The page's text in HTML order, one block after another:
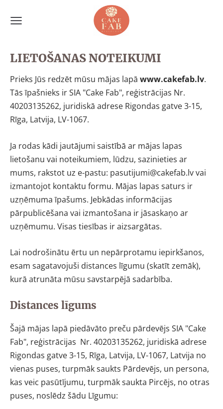
LIETOŠANAS NOTEIKUMI
Prieks Jūs redzēt mūsu mājas lapā www.cakefab.lv.
Tās īpašnieks ir SIA "Cake Fab", reģistrācijas Nr.
40203135262, juridiskā adrese Rigondas gatve 3-15,
Rīga, Latvija, LV-1067.
Ja rodas kādi jautājumi saistībā ar mājas lapas
lietošanu vai noteikumiem, lūdzu, sazinieties ar
mums, rakstot uz e-pastu: pasutijumi@cakefab.lvvai
izmantojot kontaktu formu. Mājas lapas saturs ir
uzņēmuma īpašums. Jebkādas informācijas
pārpublicēšana vai izmantošana ir jāsaskaņo ar
uzņēmumu. Visas tiesības ir aizsargātas.
Lai nodrošinātu ērtu un nepārprotamu iepirkšanos,
esam sagatavojuši distances līgumu (skatīt zemāk),
kurā atrunāta mūsu savstarpējā sadarbība.
Distances līgums
Šajā mājas lapā piedāvāto preču pārdevējs SIA "Cake
Fab", reģistrācijas Nr. 40203135262, juridiskā adrese
Rigondas gatve 3-15, Rīga, Latvija, LV-1067, Latvija no
vienas puses, turpmāk saukts Pārdevējs, un persona,
kas veic pasūtījumu, turpmāk saukta Pircējs, no otras
puses, noslēdz šādu Līgumu: